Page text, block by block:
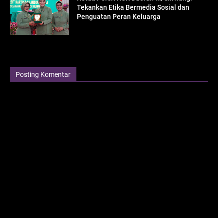
Tekankan Etika Bermedia Sosial dan
Penguatan Peran Keluarga
Posting Komentar